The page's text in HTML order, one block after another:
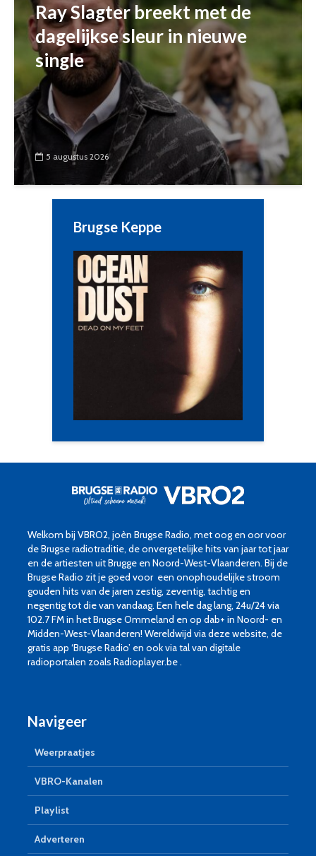
Ray Slagter breekt met de
dagelijkse sleur in nieuwe
single
5 augustus 2026
Brugse Keppe
Welkom bij VBRO2, joèn Brugse Radio, met oog en oor voor
de Brugse radiotraditie, de onvergetelijke hits van jaar tot jaar
en de artiesten uit Brugge en Noord-West-Vlaanderen. Bij de
Brugse Radio zit je goed voor een onophoudelijke stroom
gouden hits van de jaren zestig, zeventig, tachtig en
negentig tot die van vandaag. Een hele dag lang, 24u/24 via
102.7 FM in het Brugse Ommeland en op dab+ in Noord- en
Midden-West-Vlaanderen! Wereldwijd via deze website, de
gratis app ‘Brugse Radio’ en ook via tal van digitale
radioportalen zoals Radioplayer.be .
Navigeer
Weerpraatjes
VBRO-Kanalen
Playlist
Adverteren